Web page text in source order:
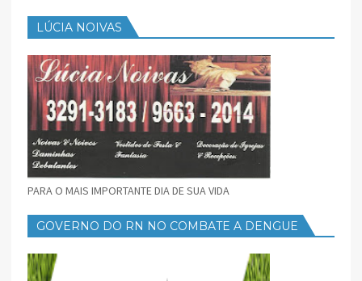
LÚCIA NOIVAS
PARA O MAIS IMPORTANTE DIA DE SUA VIDA
GOVERNO DO RN NO COMBATE A DENGUE